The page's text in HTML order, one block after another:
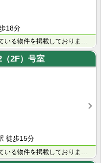
18分
（2F）号室
徒歩15分